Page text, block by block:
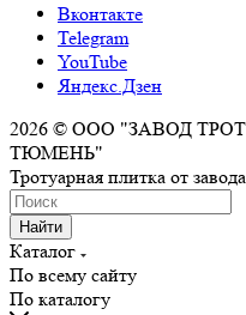
Вконтакте
Telegram
YouTube
Яндекс.Дзен
2026 © ООО "ЗАВОД
ТЮМЕНЬ"
Тротуарная плитка от
Найти
Каталог
По всему сайту
По каталогу